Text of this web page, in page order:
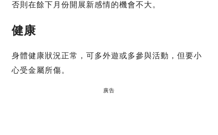
否則在餘下月份開展新感情的機會不大。
健康
身體健康狀況正常，可多外遊或多參與活動，但要小
心受金屬所傷。
廣告